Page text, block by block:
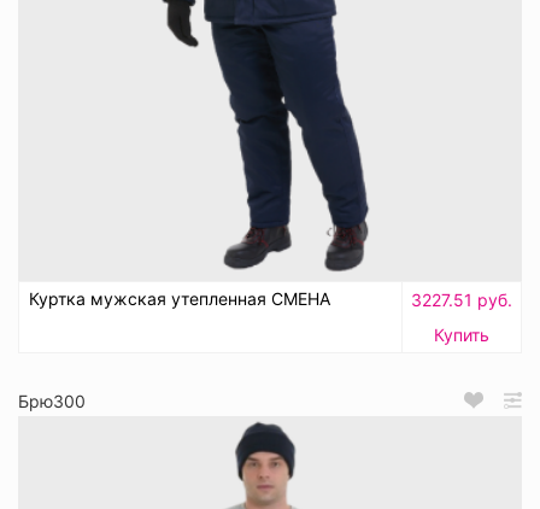
Куртка мужская утепленная СМЕНА
3227.51 руб.
Купить
Брю300